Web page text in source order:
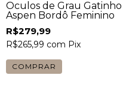
Óculos de Grau Gatinho
Aspen Bordô Feminino
R$279,99
R$265,99 com Pix